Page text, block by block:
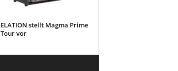
ELATION stellt Magma Prime
Tour vor